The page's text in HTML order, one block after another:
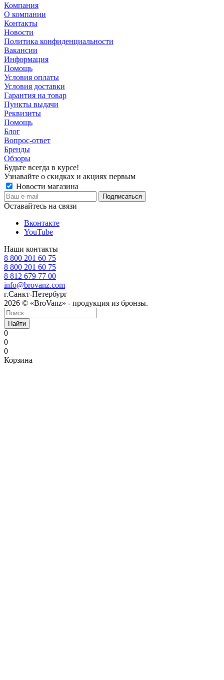
Компания
О компании
Контакты
Новости
Политика конфиденциальности
Вакансии
Информация
Помощь
Условия оплаты
Условия доставки
Гарантия на товар
Пункты выдачи
Реквизиты
Помощь
Блог
Вопрос-ответ
Бренды
Обзоры
Будьте всегда в курсе!
Узнавайте о скидках и акциях первым
Новости магазина
Оставайтесь на связи
Вконтакте
YouTube
Наши контакты
8 800 201 60 75
8 800 201 60 75
8 812 679 77 00
info@brovanz.com
г.Санкт-Петербург
2026 © «BroVanz» - продукция из бронзы.
Найти
0
0
0
Корзина